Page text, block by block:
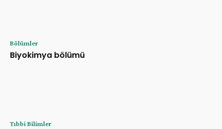
Bölümler
Biyokimya bölümü
Tıbbi Bilimler